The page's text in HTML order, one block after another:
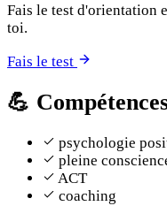
Fais le test d'orientation
toi.
Fais le test
💪
psychologie
pleine
ACT
coaching